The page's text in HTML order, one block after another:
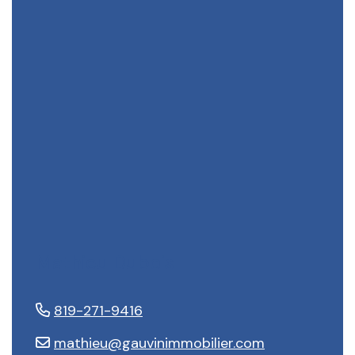
819-271-9416
mathieu@gauvinimmobilier.com